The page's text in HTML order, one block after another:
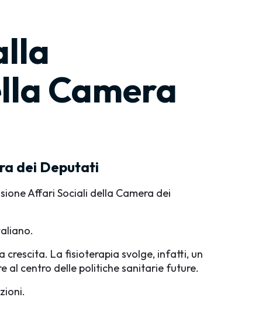
Camera
dei Deputati
Affari Sociali della Camera dei
crescita. La fisioterapia svolge, infatti, un
al centro delle politiche sanitarie future.